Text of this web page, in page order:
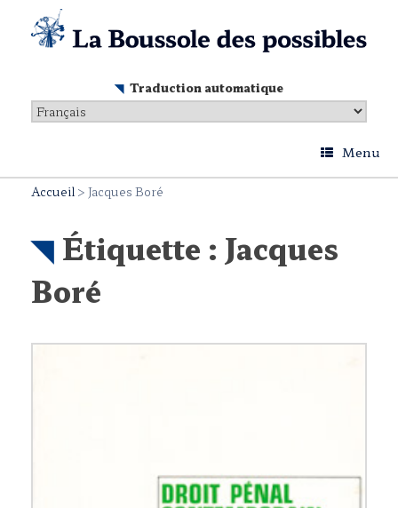
content
Traduction automatique
Menu
Accueil> Jacques Boré
Étiquette : Jacques
Boré